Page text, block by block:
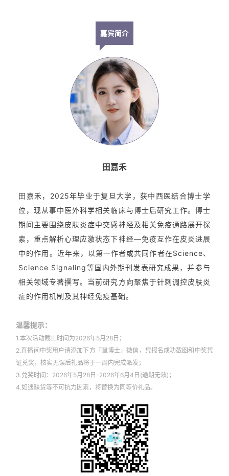
嘉宾简介
田嘉禾
田嘉禾，2025年毕业于复旦大学，获中西医结合博士学
位，现从事中医外科学相关临床与博士后研究工作。博士
期间主要围绕皮肤炎症中交感神经及相关免疫通路展开探
索，重点解析心理应激状态下神经—免疫互作在皮炎进展
中的作用。近年来，以第一作者或共同作者在Science、
Science Signaling等国内外期刊发表研究成果，并参与
相关领域专著撰写。当前研究方向聚焦于针刺调控皮肤炎
症的作用机制及其神经免疫基础。
温馨提示：
1.本次活动截止时间为2026年5月28日；
2.直播间中奖用户请添加下方「鼠博士」微信，凭报名成功截图和中奖凭
证兑奖，核实无误后礼品将于一周内完成派发；
3.兑奖时间：2026年5月28日-2026年6月4日(逾期无效)；
4.如遇缺货等不可抗力因素，将替换为同等价礼品。